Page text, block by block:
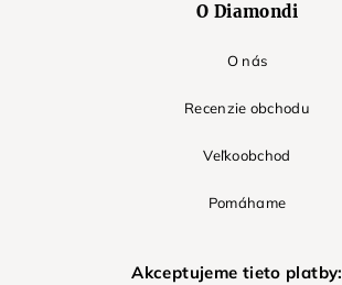
O Diamondi
O nás
Recenzie obchodu
Veľkoobchod
Pomáhame
Akceptujeme tieto platby: